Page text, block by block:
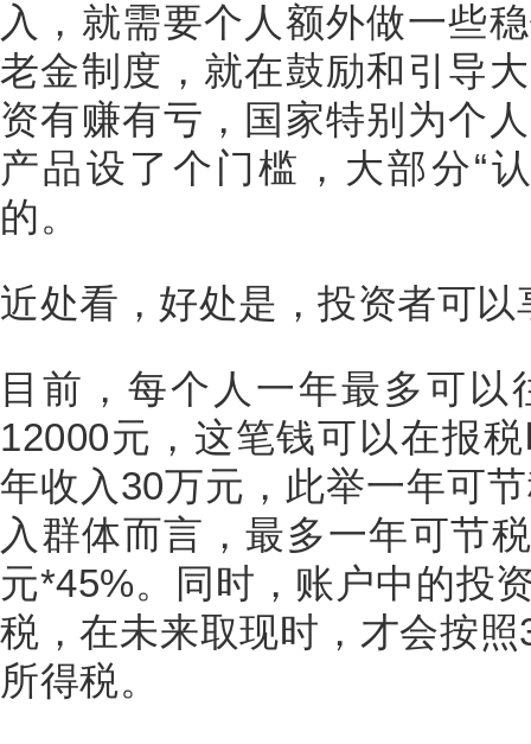
入，就需要个人额外做一些
老金制度，就在鼓励和引导
资有赚有亏，国家特别为个
产品设了个门槛，大部分“
的。
近处看，好处是，投资者可
目前，每个人一年最多可
12000元，这笔钱可以在报
年收入30万元，此举一年可
入群体而言，最多一年可节
元*45%。同时，账户中的投
税，在未来取现时，才会按
所得税。